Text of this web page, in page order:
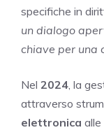
specifiche in
un dialogo
chiave per una
Nel 2024 , la
attraverso
elettronica